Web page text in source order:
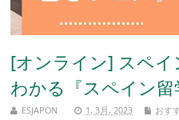
[オンライン] スペイ
わかる『スペイン留
ESJAPON 1, 3月, 2023 おす